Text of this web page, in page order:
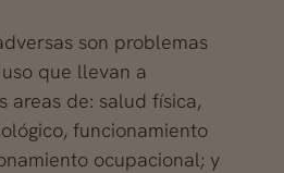
son problemas
que llevan a
areas de: salud física,
funcionamiento
ocupacional; y